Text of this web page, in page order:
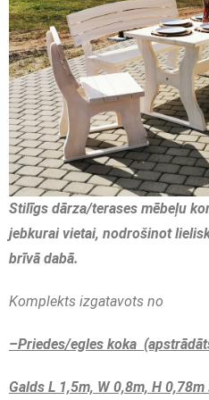
Stilīgs dārza/terases mēbeļu
jebkurai vietai, nodrošinot
brīvā dabā.
Komplekts izgatavots no
–Priedes/egles koka
Galds L 1,5m, W 0,8m, H 0,78m